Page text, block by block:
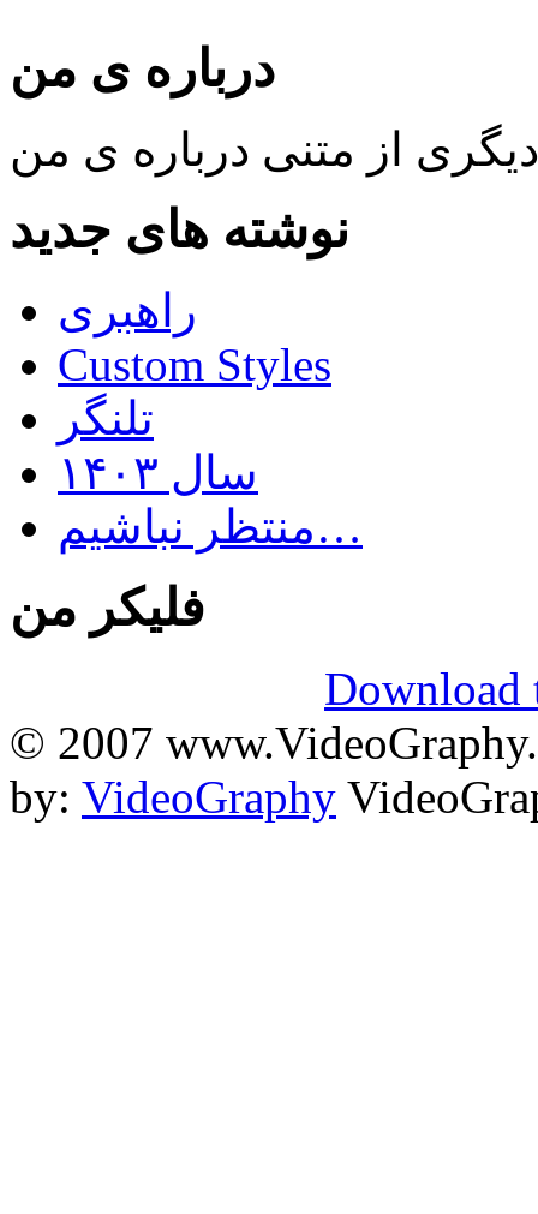
درباره ی من
نوشته های جدید
راهبری
Custom Styles
تلنگر
سال ۱۴۰۳
منتظر نباشیم…
فلیکر من
Download
© 2007
by: VideoGraphy